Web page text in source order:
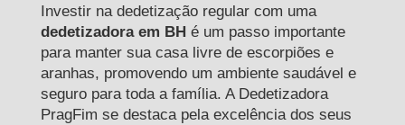
Investir na dedetização regular com uma
dedetizadora em BH é um passo importante
para manter sua casa livre de escorpiões e
aranhas, promovendo um ambiente saudável e
seguro para toda a família. A Dedetizadora
PragFim se destaca pela excelência dos seus